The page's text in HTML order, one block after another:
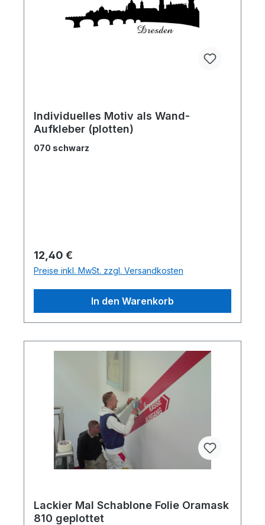
Individuelles Motiv als Wand-
Aufkleber (plotten)
070 schwarz
Regulärer Preis:
12,40 €
Preise inkl. MwSt. zzgl. Versandkosten
In den Warenkorb
Lackier Mal Schablone Folie Oramask
810 geplottet